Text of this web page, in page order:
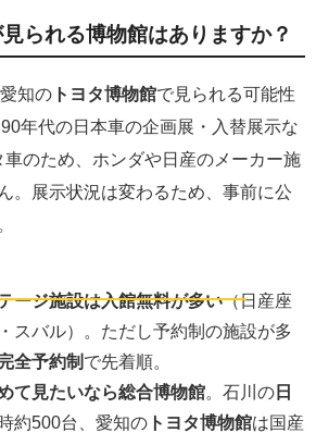
られる博物館はありますか？
知の トヨタ博物館で見られる可能性
年代の日本車の企画展・入替展示な
のため、ホンダや日産のメーカー施
。展示状況は変わるため、事前に公
ージ施設は入館無料が多い（日産座
スバル）。ただし予約制の施設が多
全予約制 で先着順。
て見たいなら総合博物館。石川の 日
約500台、愛知の トヨタ博物館は国産